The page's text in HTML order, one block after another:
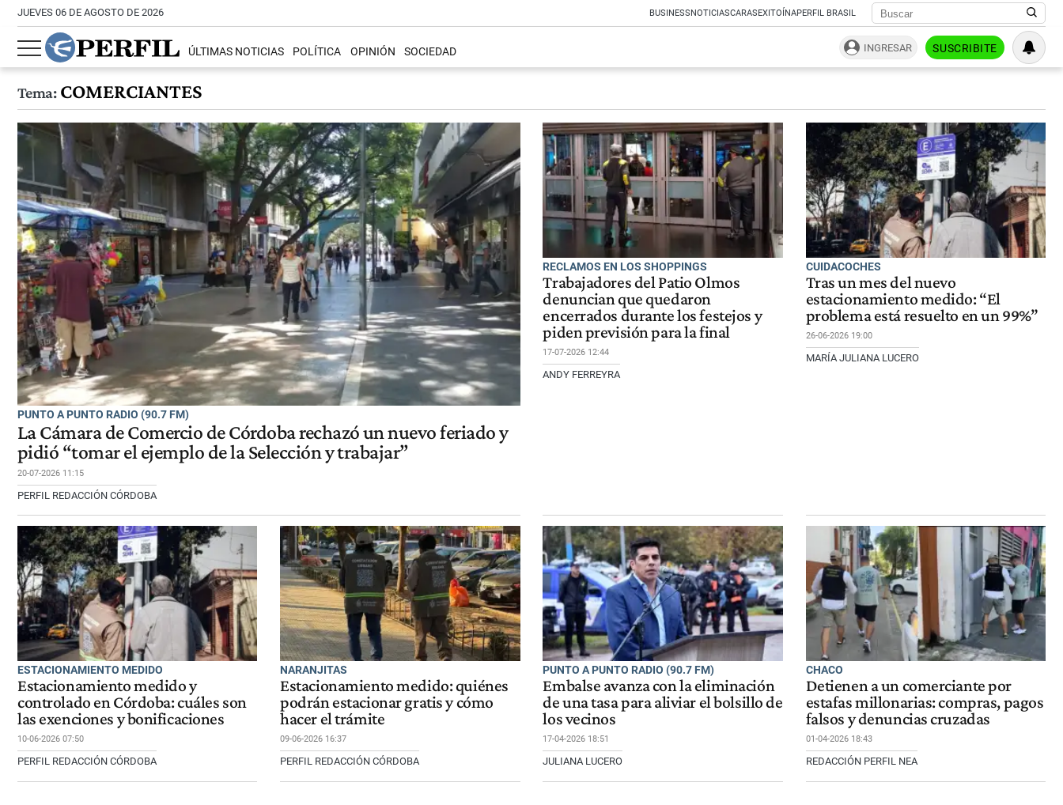
JUEVES 06 DE AGOSTO DE 2026 BUSINESSNOTICIASCARASEXITOÍNAPERFIL BRASIL
ÚLTIMAS NOTICIAS POLÍTICA OPINIÓN SOCIEDAD INGRESAR SUSCRIBITE
Tema:COMERCIANTES
PUNTO A PUNTO RADIO (90.7 FM)
La Cámara de Comercio de Córdoba rechazó un nuevo feriado y
pidió “tomar el ejemplo de la Selección y trabajar”
20-07-2026 11:15
PERFIL REDACCIÓN CÓRDOBA
RECLAMOS EN LOS SHOPPINGS
Trabajadores del Patio Olmos
denuncian que quedaron
encerrados durante los festejos y
piden previsión para la final
17-07-2026 12:44
ANDY FERREYRA
CUIDACOCHES
Tras un mes del nuevo
estacionamiento medido: “El
problema está resuelto en un 99%”
26-06-2026 19:00
MARÍA JULIANA LUCERO
ESTACIONAMIENTO MEDIDO
Estacionamiento medido y
controlado en Córdoba: cuáles son
las exenciones y bonificaciones
10-06-2026 07:50
PERFIL REDACCIÓN CÓRDOBA
NARANJITAS
Estacionamiento medido: quiénes
podrán estacionar gratis y cómo
hacer el trámite
09-06-2026 16:37
PERFIL REDACCIÓN CÓRDOBA
PUNTO A PUNTO RADIO (90.7 FM)
Embalse avanza con la eliminación
de una tasa para aliviar el bolsillo de
los vecinos
17-04-2026 18:51
JULIANA LUCERO
CHACO
Detienen a un comerciante por
estafas millonarias: compras, pagos
falsos y denuncias cruzadas
01-04-2026 18:43
REDACCIÓN PERFIL NEA